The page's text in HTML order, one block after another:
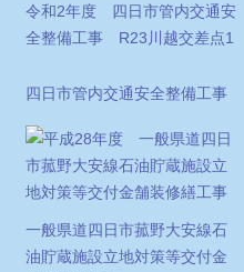
令和2年度 四日市管内交通安
全整備工事 R23川越交差点1
四日市管内交通安全整備工事
一般県道四日市菰野大安線石
油貯蔵施設立地対策等交付金